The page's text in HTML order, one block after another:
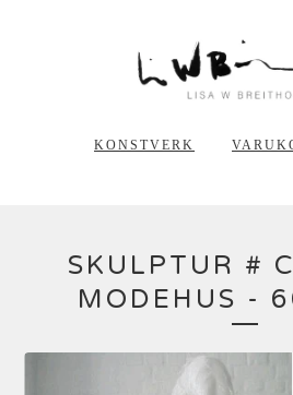
KONSTVERK
SKULPTUR #
MODEHUS -